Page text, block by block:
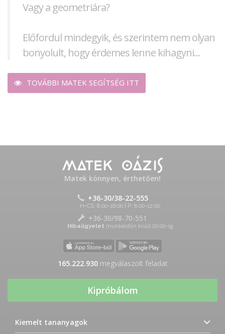
Vagy a geometriára?
Előfordul mindegyik, és szerintem nem olyan
bonyolult, hogy érdemes lenne kihagyni...
TOVÁBBI MATEK SEGÍTSÉG ITT
Matek könnyen, érthetően!
+36-30/38-22-555
H-CS: 8:00-16:00 | P: 8:00-12:00
+36-30/98-70-551
Hibaügyelet munkaidőn kívül 20:00-ig
165.222.930megválaszolt feladat
Kipróbálom
Kiemelt tananyagok